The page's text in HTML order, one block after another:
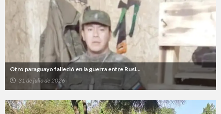
Otro paraguayo falleció en la guerra entre Rusi...
31 de julio de 2026